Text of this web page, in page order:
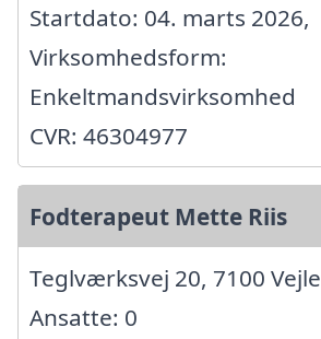
Startdato: 04. marts 2026,
Virksomhedsform:
Enkeltmandsvirksomhed
CVR: 46304977
Fodterapeut Mette Riis
Teglværksvej 20, 7100 Vejle
Ansatte: 0